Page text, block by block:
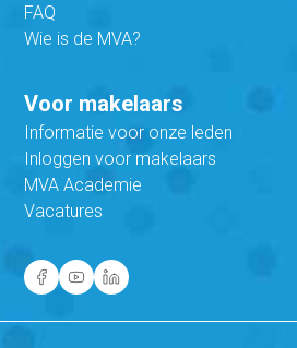
FAQ
Wie is de MVA?
Voor makelaars
Informatie voor onze leden
Inloggen voor makelaars
MVA Academie
Vacatures